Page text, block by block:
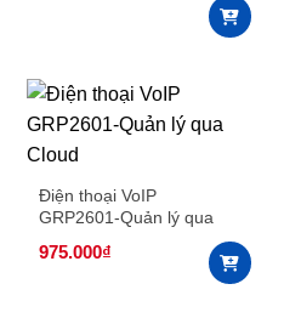
Điện thoại VoIP
GRP2601-Quản lý qua
975.000₫